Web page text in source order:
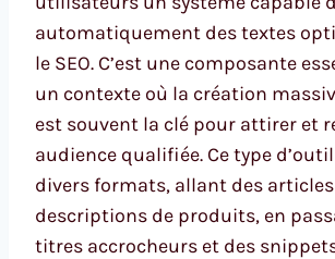
automatiquement des textes
le SEO. C’est une composante
un contexte où la création
est souvent la clé pour attirer et
audience qualifiée. Ce type
divers formats, allant des
descriptions de produits, en
titres accrocheurs et des